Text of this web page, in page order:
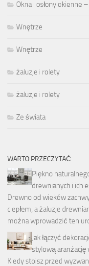
Okna i osłony okienne
Wnętrze
Wnętrze
żaluzje i rolety
żaluzje i rolety
Ze świata
WARTO PRZECZYTAĆ
Piękno
drewnianych i ich
Drewno od wieków
ciepłem, a żaluzje
można wprowadzić ten
Jak łączyć
stylową aranżację
Kiedy stoisz przed